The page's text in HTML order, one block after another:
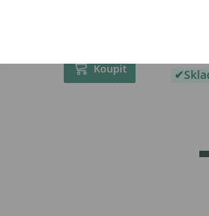
žínka RŮŽOVÁ
Koupit